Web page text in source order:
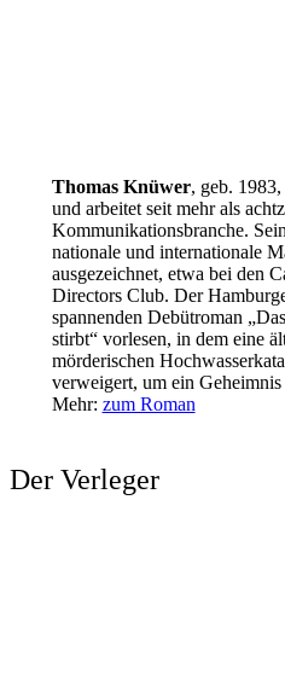
Thomas Knüwer, geb.
und arbeitet seit mehr als
Kommunikationsbranche.
nationale und internationale
ausgezeichnet, etwa bei den
Directors Club. Der
spannenden Debütroman
stirbt“ vorlesen, in dem eine
mörderischen
verweigert, um ein
Mehr: zum Roman
Der Verleger